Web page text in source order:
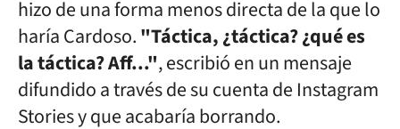
hizo de una forma menos directa de la que lo
haría Cardoso."Táctica, ¿táctica? ¿qué es
la táctica? Aff...", escribió en un mensaje
difundido a través de su cuenta de Instagram
Stories y que acabaría borrando.